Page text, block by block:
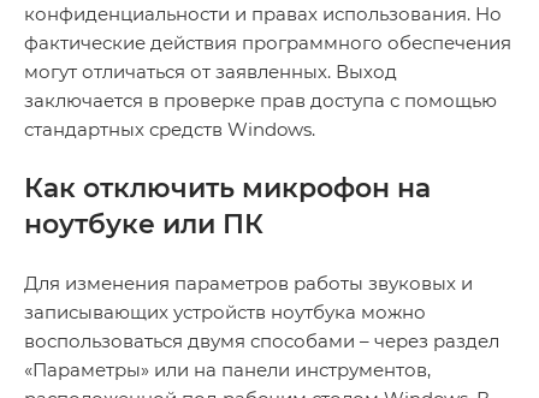
конфиденциальности и правах использования. Но
фактические действия программного обеспечения
могут отличаться от заявленных. Выход
заключается в проверке прав доступа с помощью
стандартных средств Windows.
Как отключить микрофон на
ноутбуке или ПК
Для изменения параметров работы звуковых и
записывающих устройств ноутбука можно
воспользоваться двумя способами – через раздел
«Параметры» или на панели инструментов,